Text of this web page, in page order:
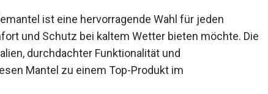
ist eine hervorragende Wahl für jeden
und Schutz bei kaltem Wetter bieten möchte. Die
durchdachter Funktionalität und
Mantel zu einem Top-Produkt im